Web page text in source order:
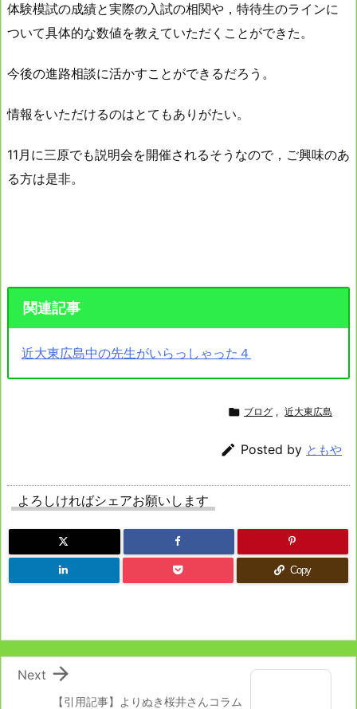
体験模試の成績と実際の入試の相関や，特待生のラインに
ついて具体的な数値を教えていただくことができた。
今後の進路相談に活かすことができるだろう。
情報をいただけるのはとてもありがたい。
11月に三原でも説明会を開催されるそうなので，ご興味のあ
る方は是非。
関連記事
近大東広島中の先生がいらっしゃった４
 ブログ , 近大東広島
 Posted by ともや
よろしければシェアお願いします
Copy
【引用記事】よりぬき桜井さんコラム

Next